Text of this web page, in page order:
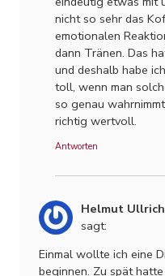
nicht so sehr das
emotionalen
dann Tränen. Das
und deshalb habe
toll, wenn man
so genau
richtig wertvoll.
Antworten
Helmut Ullrich
sagt:
Einmal wollte ich eine
beginnen. Zu spät